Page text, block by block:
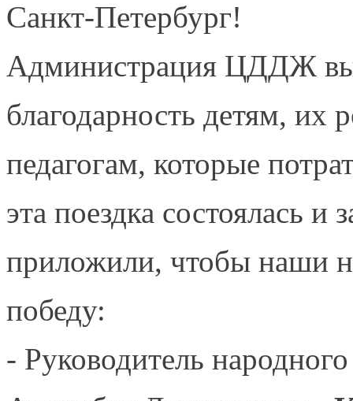
Санкт-Петербург!
Администрация ЦДДЖ
благодарность детям, их
педагогам, которые
эта поездка состоялась и
приложили, чтобы наши
победу:
- Руководитель